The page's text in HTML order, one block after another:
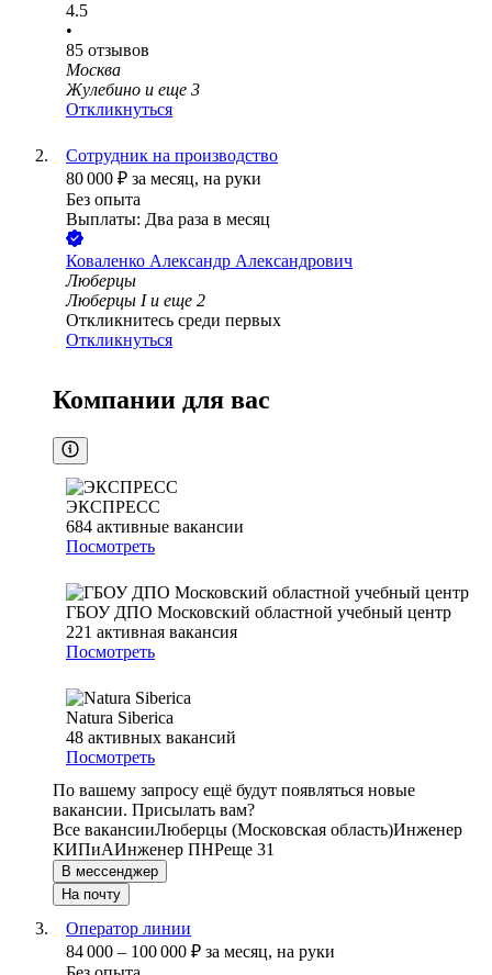
4.5
•
85 отзывов
Москва
Жулебино и еще 3
Откликнуться
Сотрудник на производство
80 000 ₽ за месяц, на руки
Без опыта
Выплаты: Два раза в месяц
Коваленко Александр Александрович
Люберцы
Люберцы I и еще 2
Откликнитесь среди первых
Откликнуться
Компании для вас
ЭКСПРЕСС
684 активные вакансии
Посмотреть
ГБОУ ДПО Московский областной учебный центр
221 активная вакансия
Посмотреть
Natura Siberica
48 активных вакансий
Посмотреть
По вашему запросу ещё будут появляться новые
вакансии. Присылать вам?
Все вакансииЛюберцы (Московская область)Инженер
КИПиАИнженер ПНРеще 31
В мессенджер
На почту
Оператор линии
84 000 – 100 000 ₽ за месяц, на руки